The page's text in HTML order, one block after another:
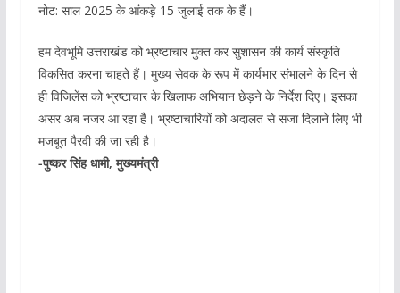
नोट: साल 2025 के आंकड़े 15 जुलाई तक के हैं।
हम देवभूमि उत्तराखंड को भ्रष्टाचार मुक्त कर सुशासन की कार्य संस्कृति
विकसित करना चाहते हैं। मुख्य सेवक के रूप में कार्यभार संभालने के दिन से
ही विजिलेंस को भ्रष्टाचार के खिलाफ अभियान छेड़ने के निर्देश दिए। इसका
असर अब नजर आ रहा है। भ्रष्टाचारियों को अदालत से सजा दिलाने लिए भी
मजबूत पैरवी की जा रही है।
-पुष्कर सिंह धामी, मुख्यमंत्री